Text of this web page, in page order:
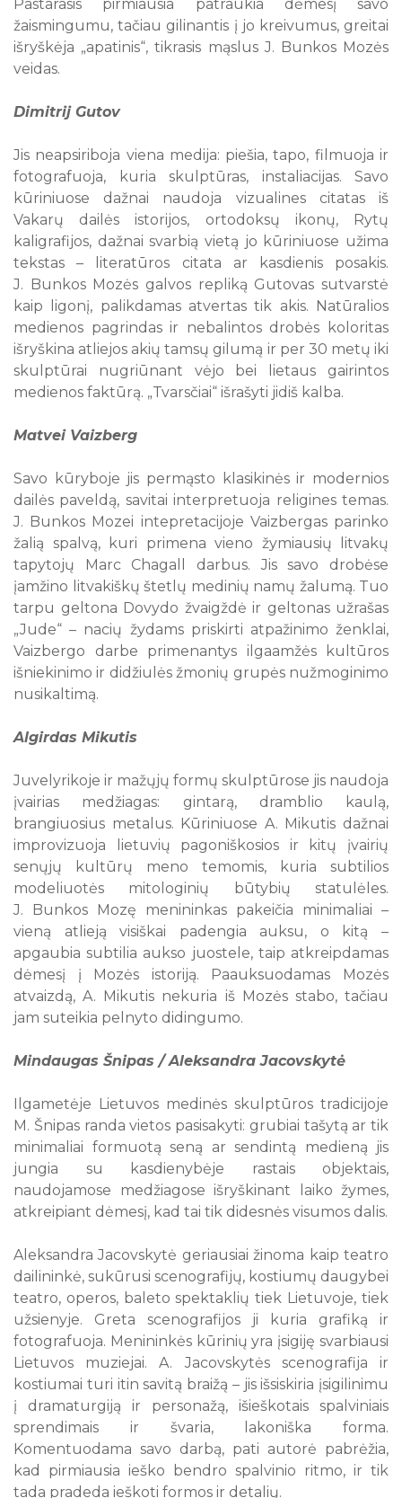
Pastarasis pirmiausia patraukia dėmesį savo
žaismingumu, tačiau gilinantis į jo kreivumus, greitai
išryškėja „apatinis“, tikrasis mąslus J. Bunkos Mozės
veidas.
Dimitrij Gutov
Jis neapsiriboja viena medija: piešia, tapo, filmuoja ir
fotografuoja, kuria skulptūras, instaliacijas. Savo
kūriniuose dažnai naudoja vizualines citatas iš
Vakarų dailės istorijos, ortodoksų ikonų, Rytų
kaligrafijos, dažnai svarbią vietą jo kūriniuose užima
tekstas – literatūros citata ar kasdienis posakis.
J. Bunkos Mozės galvos repliką Gutovas sutvarstė
kaip ligonį, palikdamas atvertas tik akis. Natūralios
medienos pagrindas ir nebalintos drobės koloritas
išryškina atliejos akių tamsų gilumą ir per 30 metų iki
skulptūrai nugriūnant vėjo bei lietaus gairintos
medienos faktūrą. „Tvarsčiai“ išrašyti jidiš kalba.
Matvei Vaizberg
Savo kūryboje jis permąsto klasikinės ir modernios
dailės paveldą, savitai interpretuoja religines temas.
J. Bunkos Mozei intepretacijoje Vaizbergas parinko
žalią spalvą, kuri primena vieno žymiausių litvakų
tapytojų Marc Chagall darbus. Jis savo drobėse
įamžino litvakiškų štetlų medinių namų žalumą. Tuo
tarpu geltona Dovydo žvaigždė ir geltonas užrašas
„Jude“ – nacių žydams priskirti atpažinimo ženklai,
Vaizbergo darbe primenantys ilgaamžės kultūros
išniekinimo ir didžiulės žmonių grupės nužmoginimo
nusikaltimą.
Algirdas Mikutis
Juvelyrikoje ir mažųjų formų skulptūrose jis naudoja
įvairias medžiagas: gintarą, dramblio kaulą,
brangiuosius metalus. Kūriniuose A. Mikutis dažnai
improvizuoja lietuvių pagoniškosios ir kitų įvairių
senųjų kultūrų meno temomis, kuria subtilios
modeliuotės mitologinių būtybių statulėles.
J. Bunkos Mozę menininkas pakeičia minimaliai –
vieną atlieją visiškai padengia auksu, o kitą –
apgaubia subtilia aukso juostele, taip atkreipdamas
dėmesį į Mozės istoriją. Paauksuodamas Mozės
atvaizdą, A. Mikutis nekuria iš Mozės stabo, tačiau
jam suteikia pelnyto didingumo.
Mindaugas Šnipas / Aleksandra Jacovskytė
Ilgametėje Lietuvos medinės skulptūros tradicijoje
M. Šnipas randa vietos pasisakyti: grubiai tašytą ar tik
minimaliai formuotą seną ar sendintą medieną jis
jungia su kasdienybėje rastais objektais,
naudojamose medžiagose išryškinant laiko žymes,
atkreipiant dėmesį, kad tai tik didesnės visumos dalis.
Aleksandra Jacovskytė geriausiai žinoma kaip teatro
dailininkė, sukūrusi scenografijų, kostiumų daugybei
teatro, operos, baleto spektaklių tiek Lietuvoje, tiek
užsienyje. Greta scenografijos ji kuria grafiką ir
fotografuoja. Menininkės kūrinių yra įsigiję svarbiausi
Lietuvos muziejai. A. Jacovskytės scenografija ir
kostiumai turi itin savitą braižą – jis išsiskiria įsigilinimu
į dramaturgiją ir personažą, išieškotais spalviniais
sprendimais ir švaria, lakoniška forma.
Komentuodama savo darbą, pati autorė pabrėžia,
kad pirmiausia ieško bendro spalvinio ritmo, ir tik
tada pradeda ieškoti formos ir detalių.